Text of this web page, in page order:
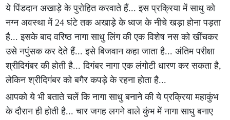
ये पिंडदान अखाड़े के पुरोहित करवाते हैं... इस प्रक्रिया में साधु को
नग्न अवस्था में 24 घंटे तक अखाड़े के ध्वज के नीचे खड़ा होना पड़ता
है... इसके बाद वरिष्ठ नागा साधु लिंग की एक विशेष नस को खींचकर
उसे नपुंसक कर देते हैं... इसे बिजवान कहा जाता है... अंतिम परीक्षा
श्रीदिगंबर की होती है... दिगंबर नागा एक लंगोटी धारण कर सकता है,
लेकिन श्रीदिगंबर को बगैर कपड़े के रहना होता है...
आपको ये भी बताते चलें कि नागा साधु बनाने की ये प्रक्रिया महाकुंभ
के दौरान ही होती है... चार जगह लगने वाले कुंभ में नागा साधु बनाए